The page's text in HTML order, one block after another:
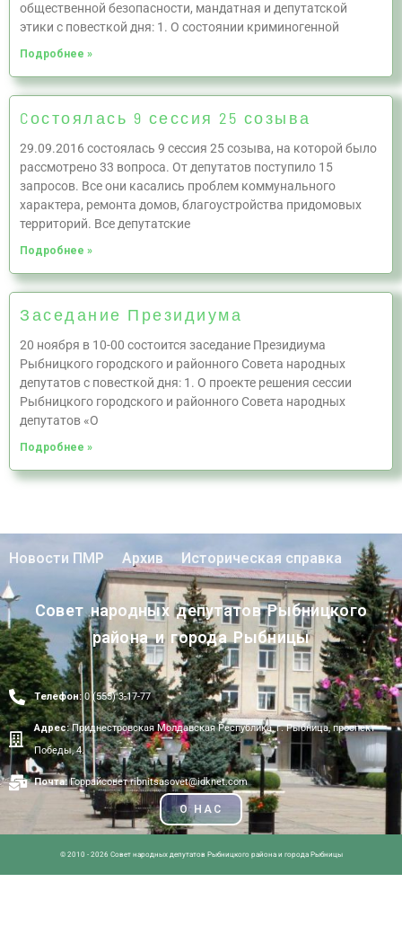
общественной безопасности, мандатная и депутатской
этики с повесткой дня: 1. О состоянии криминогенной
Подробнее »
Cостоялась 9 сессия 25 созыва
29.09.2016 состоялась 9 сессия 25 созыва, на которой было
рассмотрено 33 вопроса. От депутатов поступило 15
запросов. Все они касались проблем коммунального
характера, ремонта домов, благоустройства придомовых
территорий. Все депутатские
Подробнее »
Заседание Президиума
20 ноября в 10-00 состоится заседание Президиума
Рыбницкого городского и районного Совета народных
депутатов с повесткой дня: 1. О проекте решения сессии
Рыбницкого городского и районного Совета народных
депутатов «О
Подробнее »
Новости ПМР Архив Историческая справка
Совет народных депутатов Рыбницкого
района и города Рыбницы
Телефон:0 (555) 3-17-77
Адрес:Приднестровская Молдавская Республика, г. Рыбница, проспект
Победы, 4.
Почта:Горрайсовет ribnitsasovet@idknet.com
О НАС
© 2010 - 2026 Совет народных депутатов Рыбницкого района и города Рыбницы